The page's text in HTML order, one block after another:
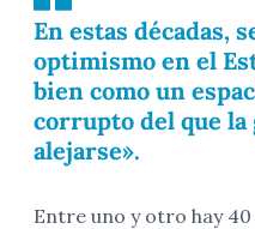
En estas décadas,
optimismo en el
bien como un
corrupto del que la
alejarse».
Entre uno y otro hay